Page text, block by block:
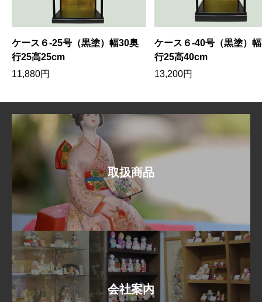
ケース６-25号（黒塗）幅30奥
行25高25cm
11,880円
ケース６-40号（黒塗）
行25高40cm
13,200円
取扱商品
会社案内